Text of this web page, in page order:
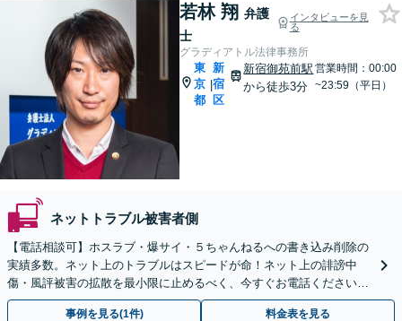
若林 翔 弁護
士
インタビューを見
る
グラディアトル法律事務所
東
京
都
|
新
宿
区
新宿御苑前駅
から徒歩3分
営業時間：00:00
~23:59（平日）
ネットトラブル被害者側
【電話相談可】ホスラブ・爆サイ・５ちゃんねるへの書き込み削除の
実績多数。ネット上のトラブルはスピードが命！ネット上の誹謗中
傷・風評被害の拡散を最小限に止めるべく、今すぐお電話ください。
情報削除に向けて全力を尽くします。
事例を見る(1件) 料金表を見る